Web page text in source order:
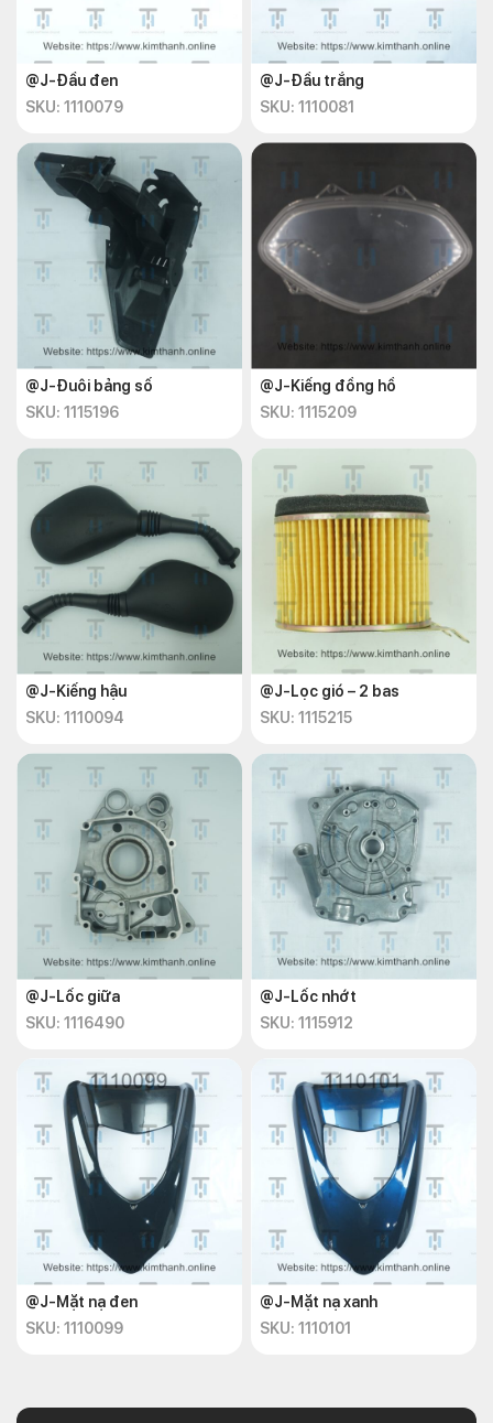
@J-Đầu đen
SKU: 1110079
@J-Đầu trắng
SKU: 1110081
@J-Đuôi bảng số
SKU: 1115196
@J-Kiếng đồng hồ
SKU: 1115209
@J-Kiếng hậu
SKU: 1110094
@J-Lọc gió – 2 bas
SKU: 1115215
@J-Lốc giữa
SKU: 1116490
@J-Lốc nhớt
SKU: 1115912
@J-Mặt nạ đen
SKU: 1110099
@J-Mặt nạ xanh
SKU: 1110101